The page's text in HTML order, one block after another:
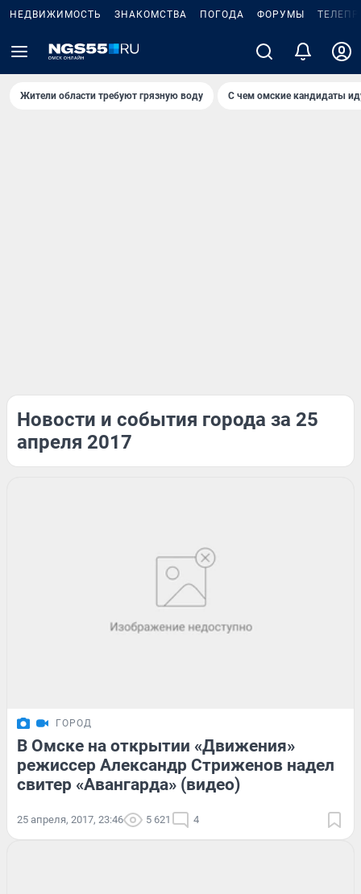
НЕДВИЖИМОСТЬ ЗНАКОМСТВА ПОГОДА ФОРУМЫ
Жители области требуют грязную воду С чем омские кандидаты
Новости и события города за 25
апреля 2017
ГОРОД
В Омске на открытии «Движения»
режиссер Александр Стриженов надел
свитер «Авангарда» (видео)
25 апреля, 2017, 23:46 5 621 4